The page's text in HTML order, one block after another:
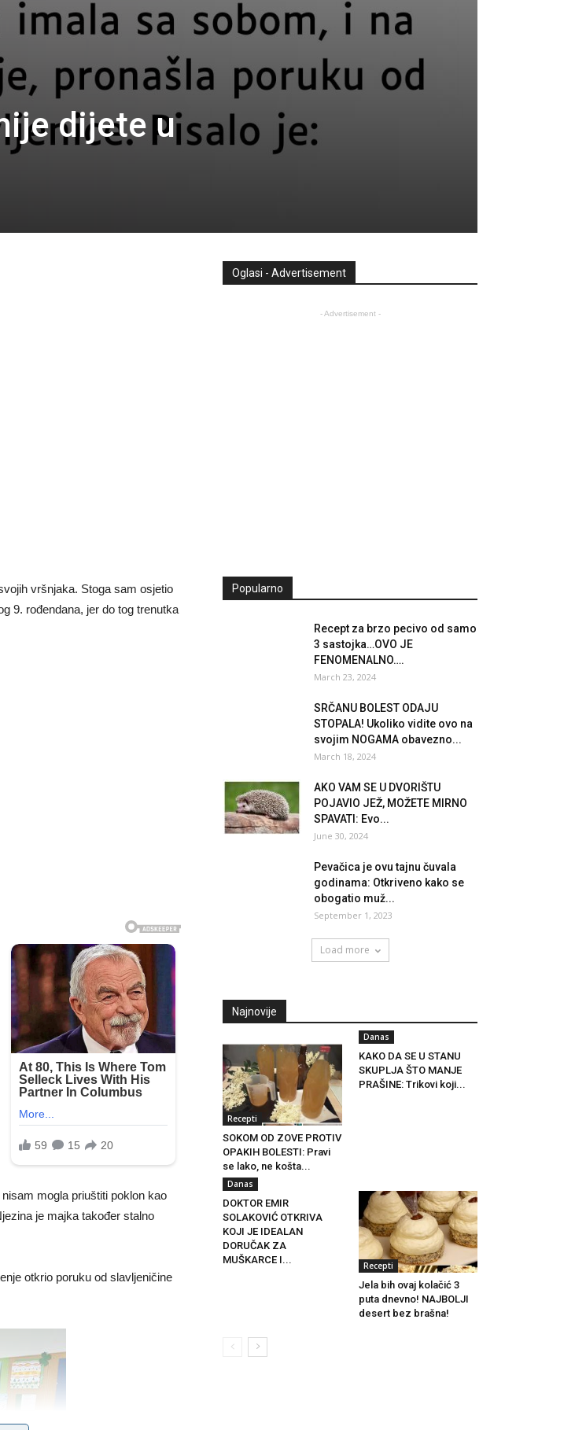
dijete u
vršnjaka. Stoga sam osjetio
9. rođendana, jer do tog trenutka
mogla priuštiti poklon kao
je majka također stalno
otkrio poruku od slavljeničine
Oglasi - Advertisement
- Advertisement -
Popularno
Recept za brzo pecivo od samo
3 sastojka…OVO JE
FENOMENALNO….
March 23, 2024
SRČANU BOLEST ODAJU
STOPALA! Ukoliko vidite ovo na
svojim NOGAMA obavezno...
March 18, 2024
AKO VAM SE U DVORIŠTU
POJAVIO JEŽ, MOŽETE MIRNO
SPAVATI: Evo...
June 30, 2024
Pevačica je ovu tajnu čuvala
godinama: Otkriveno kako se
obogatio muž...
September 1, 2023
Load more
Najnovije
Recepti
SOKOM OD ZOVE PROTIV
OPAKIH BOLESTI: Pravi
se lako, ne košta...
Danas
KAKO DA SE U STANU
SKUPLJA ŠTO MANJE
PRAŠINE: Trikovi koji...
Danas
DOKTOR EMIR
SOLAKOVIĆ OTKRIVA
KOJI JE IDEALAN
DORUČAK ZA
MUŠKARCE I...
Recepti
Jela bih ovaj kolačić 3
puta dnevno! NAJBOLJI
desert bez brašna!